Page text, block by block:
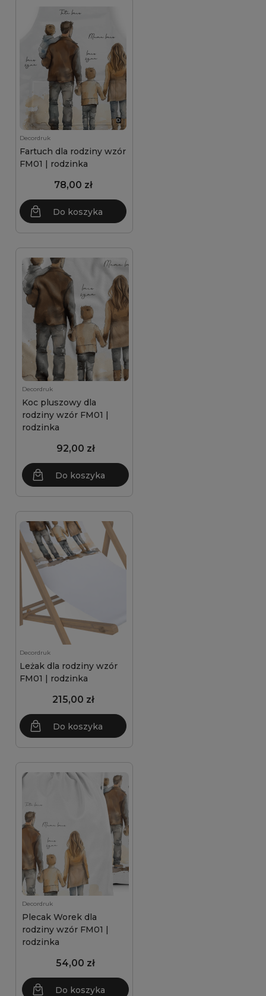
Decordruk
Fartuch dla rodziny wzór
FM01 | rodzinka
78,00 zł
Do koszyka
Decordruk
Koc pluszowy dla
rodziny wzór FM01 |
rodzinka
92,00 zł
Do koszyka
Decordruk
Leżak dla rodziny wzór
FM01 | rodzinka
215,00 zł
Do koszyka
Decordruk
Plecak Worek dla
rodziny wzór FM01 |
rodzinka
54,00 zł
Do koszyka